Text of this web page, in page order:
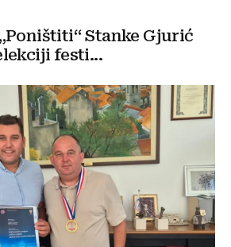
Stanke Gjurić
festi...